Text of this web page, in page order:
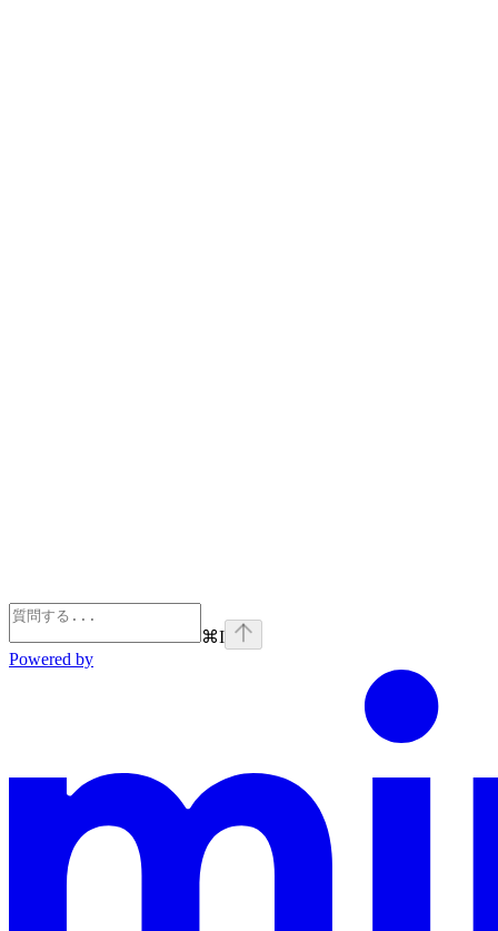
⌘I
Powered by